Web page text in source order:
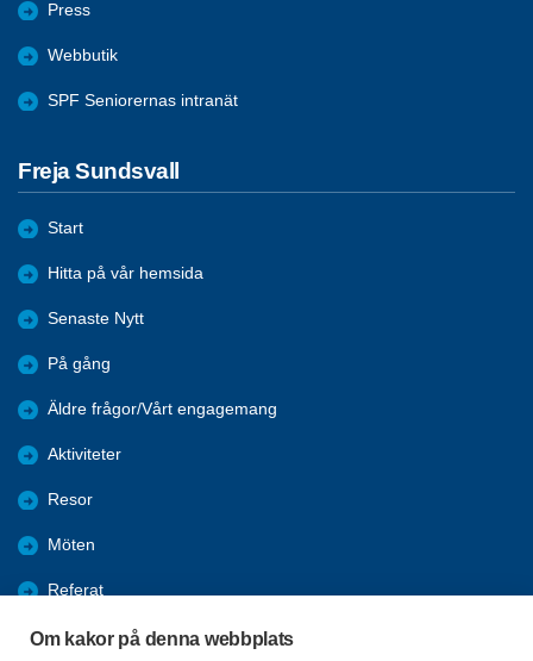
Om kakor på denna webbplats
Press
Webbutik
SPF Seniorernas intranät
Freja Sundsvall
Start
Hitta på vår hemsida
Senaste Nytt
På gång
Äldre frågor/Vårt engagemang
Aktiviteter
Resor
Möten
Referat
Om föreningen